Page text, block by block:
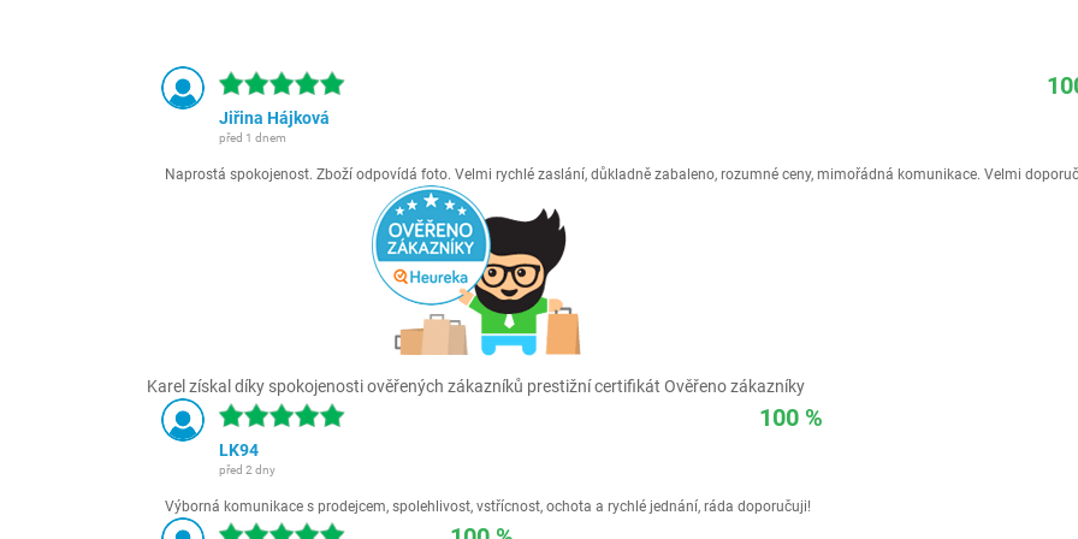
Jiřina Hájková
před 1 dnem
Naprostá spokojenost. Zboží odpovídá foto. Velmi rychlé zaslání, důkladně zabaleno, rozumné ceny, mimořádná komunikace. Velmi
Karel získal díky spokojenosti ověřených zákazníků prestižní certifikát Ověřeno zákazníky
100 %
LK94
před 2 dny
Výborná komunikace s prodejcem, spolehlivost, vstřícnost, ochota a rychlé jednání, ráda doporučuji!